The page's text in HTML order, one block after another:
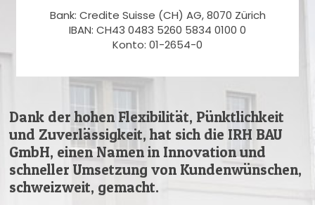
Bank: Credite Suisse (CH) AG, 8070 Zürich
IBAN: CH43 0483 5260 5834 0100 0
Konto: 01-2654-0
Dank der hohen Flexibilität, Pünktlichkeit
und Zuverlässigkeit, hat sich die IRH BAU
GmbH, einen Namen in Innovation und
schneller Umsetzung von Kundenwünschen,
schweizweit, gemacht.